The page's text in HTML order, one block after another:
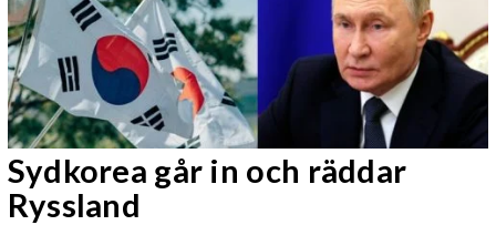
Sydkorea går in och räddar
Ryssland